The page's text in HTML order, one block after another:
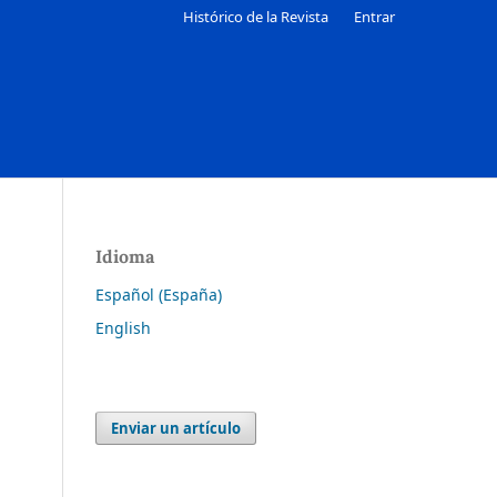
Histórico de la Revista Entrar
Idioma
Español (España)
English
Enviar un artículo